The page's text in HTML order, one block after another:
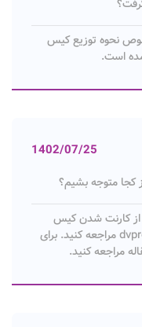
نحوه توزیع کیس
است.
1402/07/25
کجا متوجه بشیم؟
از کارنت شدن کیس
نامبر لاتاری به سایت dvprogram.state.gov مراجعه کنید. برای
مراجعه کنید.